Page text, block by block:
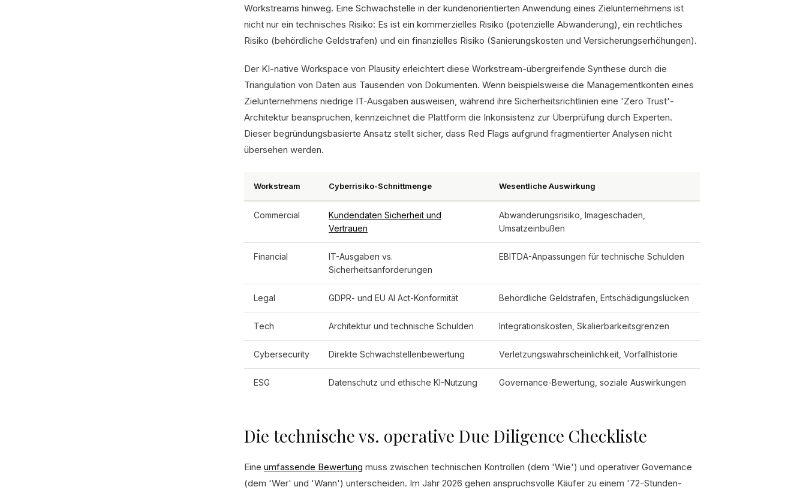
Workstreams hinweg. Eine Schwachstelle in der kundenorientierten Anwendung eines Zielunternehmens ist
nicht nur ein technisches Risiko: Es ist ein kommerzielles Risiko (potenzielle Abwanderung), ein rechtliches
Risiko (behördliche Geldstrafen) und ein finanzielles Risiko (Sanierungskosten und Versicherungserhöhungen).
Der KI-native Workspace von Plausity erleichtert diese Workstream-übergreifende Synthese durch die
Triangulation von Daten aus Tausenden von Dokumenten. Wenn beispielsweise die Managementkonten eines
Zielunternehmens niedrige IT-Ausgaben ausweisen, während ihre Sicherheitsrichtlinien eine 'Zero Trust'-
Architektur beanspruchen, kennzeichnet die Plattform die Inkonsistenz zur Überprüfung durch Experten.
Dieser begründungsbasierte Ansatz stellt sicher, dass Red Flags aufgrund fragmentierter Analysen nicht
übersehen werden.
Workstream Cyberrisiko-Schnittmenge Wesentliche Auswirkung
Commercial
Kundendaten Sicherheit und
Vertrauen
Abwanderungsrisiko, Imageschaden,
Umsatzeinbußen
Financial
IT-Ausgaben vs.
Sicherheitsanforderungen
EBITDA-Anpassungen für technische Schulden
Legal GDPR- und EU AI Act-Konformität Behördliche Geldstrafen, Entschädigungslücken
Tech Architektur und technische Schulden Integrationskosten, Skalierbarkeitsgrenzen
Cybersecurity Direkte Schwachstellenbewertung Verletzungswahrscheinlichkeit, Vorfallhistorie
ESG Datenschutz und ethische KI-Nutzung Governance-Bewertung, soziale Auswirkungen
Die technische vs. operative Due Diligence Checkliste
Eine umfassende Bewertung muss zwischen technischen Kontrollen (dem 'Wie') und operativer Governance
(dem 'Wer' und 'Wann') unterscheiden. Im Jahr 2026 gehen anspruchsvolle Käufer zu einem '72-Stunden-